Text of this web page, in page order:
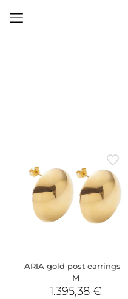
ARIA gold post earrings –
M
1.395,38€